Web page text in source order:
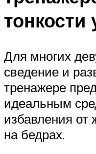
тонкости
Для многих
сведение и
тренажере
идеальным
избавления от
на бедрах.